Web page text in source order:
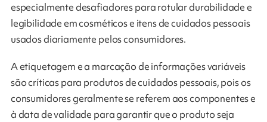
especialmente desafiadores para rotular durabilidade e
legibilidade em cosméticos e itens de cuidados pessoais
usados ​​diariamente pelos consumidores.
A etiquetagem e a marcação de informações variáveis ​​
são críticas para produtos de cuidados pessoais, pois os
consumidores geralmente se referem aos componentes e
à data de validade para garantir que o produto seja